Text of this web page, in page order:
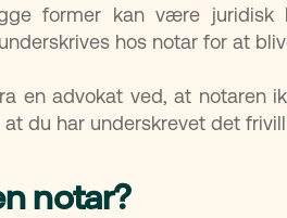
former kan være juridisk
hos notar for at
en advokat ved, at notaren
du har underskrevet det
notar?